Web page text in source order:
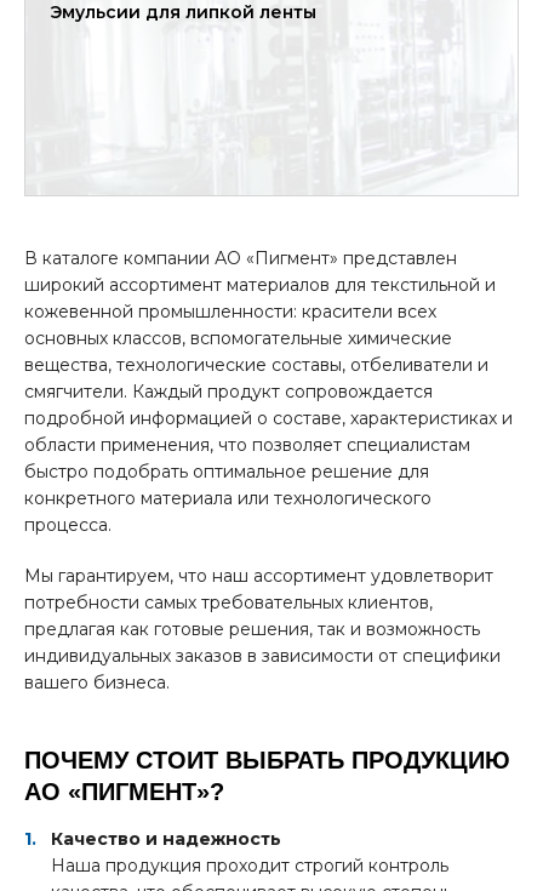
Эмульсии для липкой ленты
В каталоге компании АО «Пигмент» представлен
широкий ассортимент материалов для текстильной и
кожевенной промышленности: красители всех
основных классов, вспомогательные химические
вещества, технологические составы, отбеливатели и
смягчители. Каждый продукт сопровождается
подробной информацией о составе, характеристиках и
области применения, что позволяет специалистам
быстро подобрать оптимальное решение для
конкретного материала или технологического
процесса.
Мы гарантируем, что наш ассортимент удовлетворит
потребности самых требовательных клиентов,
предлагая как готовые решения, так и возможность
индивидуальных заказов в зависимости от специфики
вашего бизнеса.
ПОЧЕМУ СТОИТ ВЫБРАТЬ ПРОДУКЦИЮ
АО «ПИГМЕНТ»?
Качество и надежность
Наша продукция проходит строгий контроль